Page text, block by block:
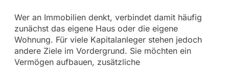
Wer an Immobilien denkt, verbindet damit häufig
zunächst das eigene Haus oder die eigene
Wohnung. Für viele Kapitalanleger stehen jedoch
andere Ziele im Vordergrund. Sie möchten ein
Vermögen aufbauen, zusätzliche